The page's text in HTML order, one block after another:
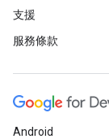
支援
服務條款
Android